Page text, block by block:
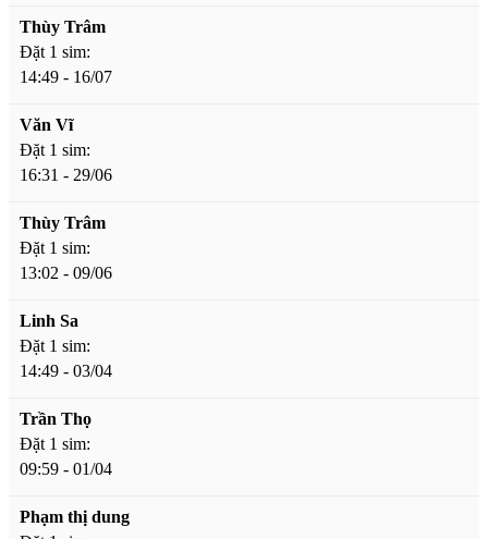
Thùy Trâm
Đặt 1 sim:
14:49 - 16/07
Văn Vĩ
Đặt 1 sim:
16:31 - 29/06
Thùy Trâm
Đặt 1 sim:
13:02 - 09/06
Linh Sa
Đặt 1 sim:
14:49 - 03/04
Trần Thọ
Đặt 1 sim:
09:59 - 01/04
Phạm thị dung